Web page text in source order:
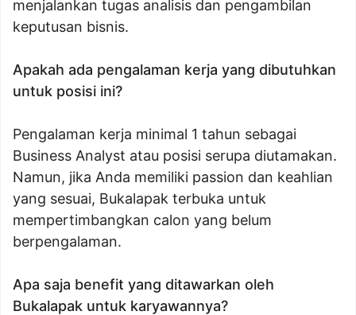
menjalankan tugas analisis dan pengambilan
keputusan bisnis.
Apakah ada pengalaman kerja yang dibutuhkan
untuk posisi ini?
Pengalaman kerja minimal 1 tahun sebagai
Business Analyst atau posisi serupa diutamakan.
Namun, jika Anda memiliki passion dan keahlian
yang sesuai, Bukalapak terbuka untuk
mempertimbangkan calon yang belum
berpengalaman.
Apa saja benefit yang ditawarkan oleh
Bukalapak untuk karyawannya?